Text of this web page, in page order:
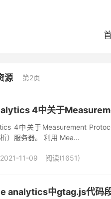
源 第2页
4中关于
4中关于Measurement
）服务器。 利用 Mea...
2021-11-09 阅读(1651)
analytics中gtag.js代码